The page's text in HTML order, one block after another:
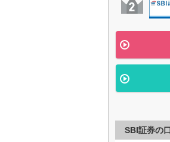
SBI証券の